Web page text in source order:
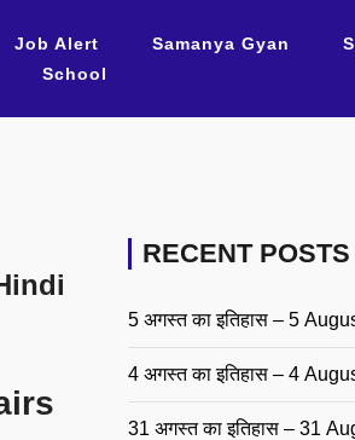
Job Alert Samanya Gyan
School
RECENT POSTS
5 अगस्त का इतिहास – 5
4 अगस्त का इतिहास – 4
31 अगस्त का इतिहास – 31